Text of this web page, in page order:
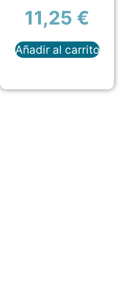
11,25 €
Añadir al carrito